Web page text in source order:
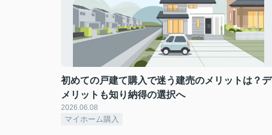
初めての戸建て購入で迷う建売のメリットは？デ
メリットも知り納得の選択へ
2026.06.08
マイホーム購入